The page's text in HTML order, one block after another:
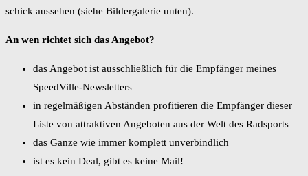
schick aussehen (siehe Bildergalerie unten).
An wen richtet sich das Angebot?
das Angebot ist ausschließlich für die Empfänger meines
SpeedVille-Newsletters
in regelmäßigen Abständen profitieren die Empfänger dieser
Liste von attraktiven Angeboten aus der Welt des Radsports
das Ganze wie immer komplett unverbindlich
ist es kein Deal, gibt es keine Mail!